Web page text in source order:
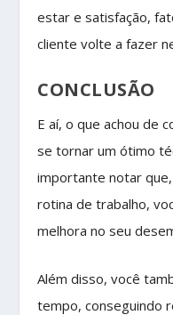
estar e satisfação,
cliente volte a fazer
CONCLUSÃO
E aí, o que achou de
se tornar um ótimo
importante notar
rotina de trabalho,
melhora no seu
Além disso, você
tempo, conseguindo